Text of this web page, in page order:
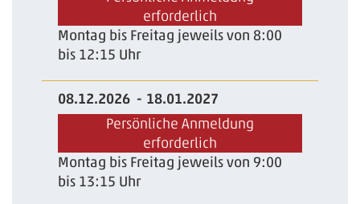
erforderlich
Montag bis Freitag jeweils von 8:00
bis 12:15 Uhr
08.12.2026
18.01.2027
Persönliche Anmeldung
erforderlich
Montag bis Freitag jeweils von 9:00
bis 13:15 Uhr